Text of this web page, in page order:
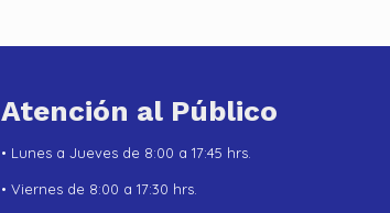
Atención al Público
• Lunes a Jueves de 8:00 a 17:45 hrs.
• Viernes de 8:00 a 17:30 hrs.